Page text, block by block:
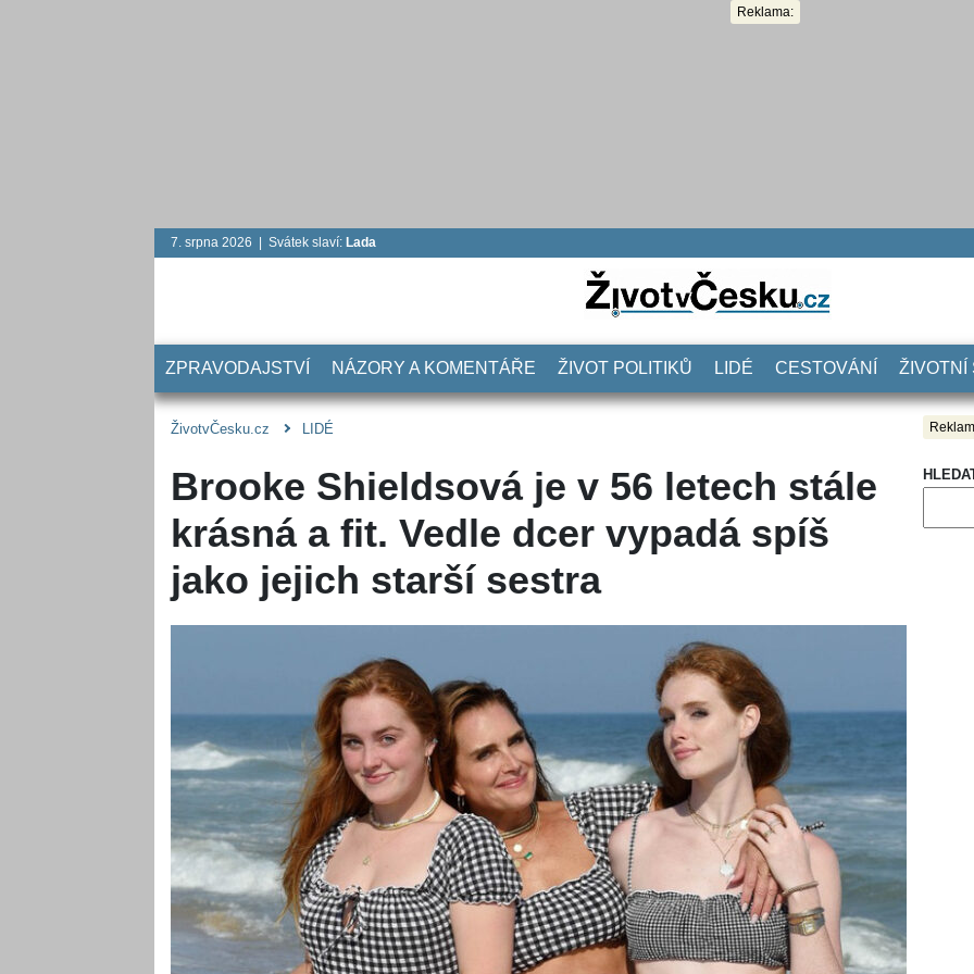
Reklama:
7. srpna 2026 | Svátek slaví: Lada
ZPRAVODAJSTVÍ NÁZORY A KOMENTÁŘE ŽIVOT POLITIKŮ LIDÉ CESTOVÁNÍ ŽIVOTNÍ
ŽivotvČesku.cz LIDÉ
Brooke Shieldsová je v 56 letech stále
krásná a fit. Vedle dcer vypadá spíš
jako jejich starší sestra